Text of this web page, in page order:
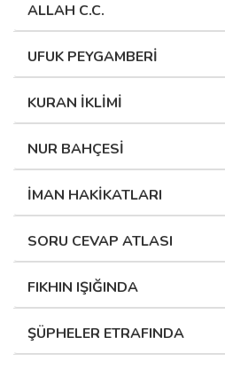
ALLAH C.C.
UFUK PEYGAMBERİ
KURAN İKLİMİ
NUR BAHÇESİ
İMAN HAKİKATLARI
SORU CEVAP ATLASI
FIKHIN IŞIĞINDA
ŞÜPHELER ETRAFINDA